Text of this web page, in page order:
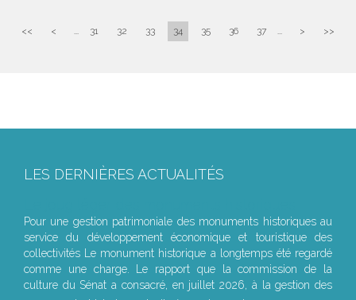
<< < ... 31 32 33 34 35 36 37 ... > >>
LES DERNIÈRES ACTUALITÉS
Pour une gestion patrimoniale des monuments historiques au
service du développement économique et touristique des
collectivités Le monument historique a longtemps été regardé
comme une charge. Le rapport que la commission de la
culture du Sénat a consacré, en juillet 2026, à la gestion des